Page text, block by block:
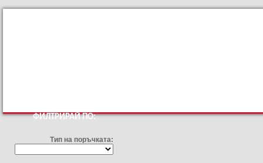
ФИЛТРИРАЙ ПО:
Тип на поръчката: